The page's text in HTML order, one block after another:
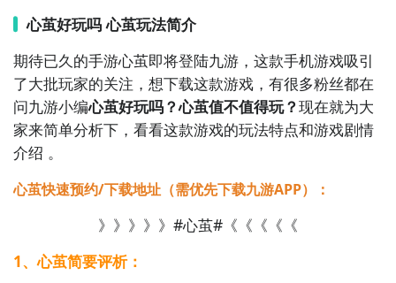
亲密关系中的依恋、边界与自我认同，实时语音直播、
周年共演等玩法强化情感联结。
4. 《时空中的绘旅人》：以“平行世界”为舞台的高美术
品质恋爱叙事网游，主角穿梭于不同维度修复记忆裂
隙，剧情富含存在主义哲思与创伤修复隐喻，支持跨服
共创画作与实时共赏。
5. 《永远的7日之都》：末世废土背景下的剧情驱动
RPG网游，玩家作为“指挥使”带领异能者对抗侵蚀，故
2 九游客户端
最直接的方法就是到九游APP进行下载，九游APP提供
海量的精品游戏下载
在九游客户端搜索栏中输入心茧进行搜索，点击进入到
寻求游戏下载包，简简单单的两步你就可以安装了，同
时​还有大量的安卓手机游戏攻略。
心茧好玩吗 心茧玩法简介
期待已久的手游心茧即将登陆九游，这款手机游戏吸引
了大批玩家的关注，想下载这款游戏，有很多粉丝都在
问九游小编心茧好玩吗？心茧值不值得玩？现在就为大
家来简单分析下，看看这款游戏的玩法特点和游戏剧情
介绍 。
心茧快速预约/下载地址（需优先下载九游APP）：
》》》》》#心茧#《《《《《
1、心茧简要评析：